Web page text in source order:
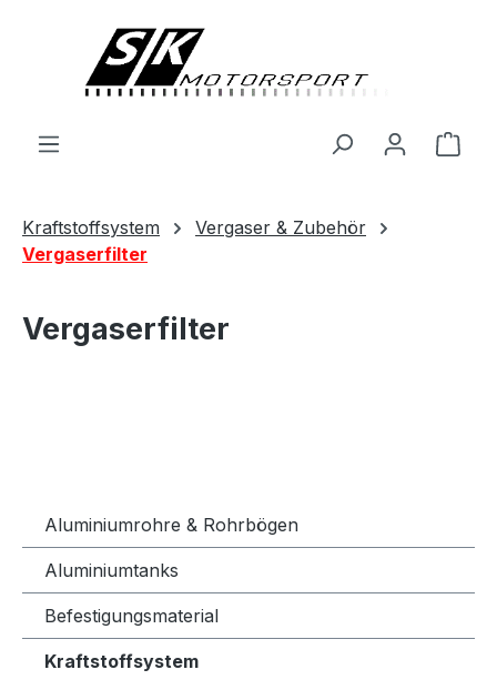
Kraftstoffsystem
Vergaser & Zubehör
Vergaserfilter
Vergaserfilter
Aluminiumrohre & Rohrbögen
Aluminiumtanks
Befestigungsmaterial
Kraftstoffsystem